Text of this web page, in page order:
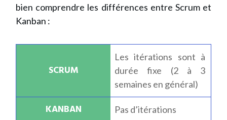
bien comprendre les différences entre Scrum et
Kanban :
Les itérations sont à
durée fixe (2 à 3
semaines en général)
Pas d’itérations